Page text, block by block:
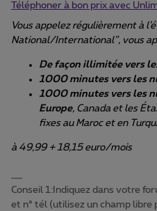
Téléphoner à bon prix avec
Vous appelez régulièrement à
National/International”, vous
De façon illimitée vers
1000 minutes vers les
1000 minutes vers les
Europe, Canada et les
fixes au Maroc et en
à 49,99 + 18,15 euro/mois
Conseil 1:Indiquez dans votre
et n° tél (utilisez un champ libre